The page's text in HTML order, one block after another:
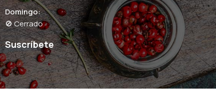
Domingo:
🚫 Cerrado
Suscríbete